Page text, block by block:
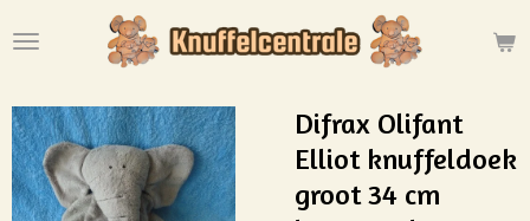
direct
hoofdinhoud
Difrax Olifant
Elliot knuffeldoek
groot 34 cm